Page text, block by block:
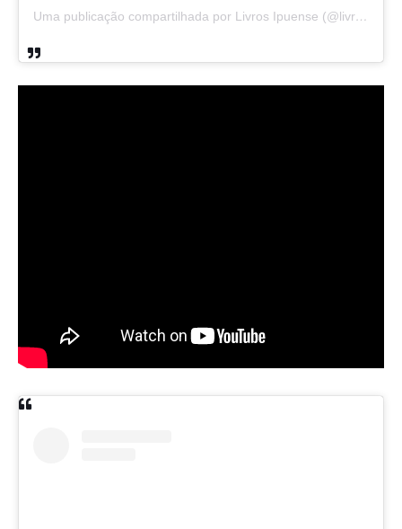
Uma publicação compartilhada por Livros Ipuense (@livraria.papelaria_ipuense)